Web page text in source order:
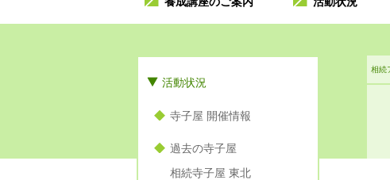
相続
活動状況
寺子屋 開催情報
過去の寺子屋
相続寺子屋 東北